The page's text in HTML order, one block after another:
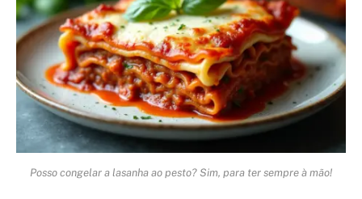
Posso congelar a lasanha ao pesto? Sim, para ter sempre à mão!